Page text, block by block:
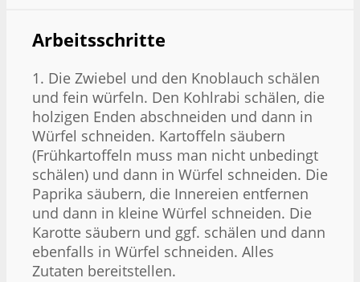
Arbeitsschritte
1. Die Zwiebel und den Knoblauch schälen
und fein würfeln. Den Kohlrabi schälen, die
holzigen Enden abschneiden und dann in
Würfel schneiden. Kartoffeln säubern
(Frühkartoffeln muss man nicht unbedingt
schälen) und dann in Würfel schneiden. Die
Paprika säubern, die Innereien entfernen
und dann in kleine Würfel schneiden. Die
Karotte säubern und ggf. schälen und dann
ebenfalls in Würfel schneiden. Alles
Zutaten bereitstellen.